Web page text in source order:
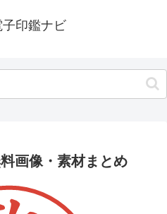
子印鑑ナビ
画像・素材まとめ